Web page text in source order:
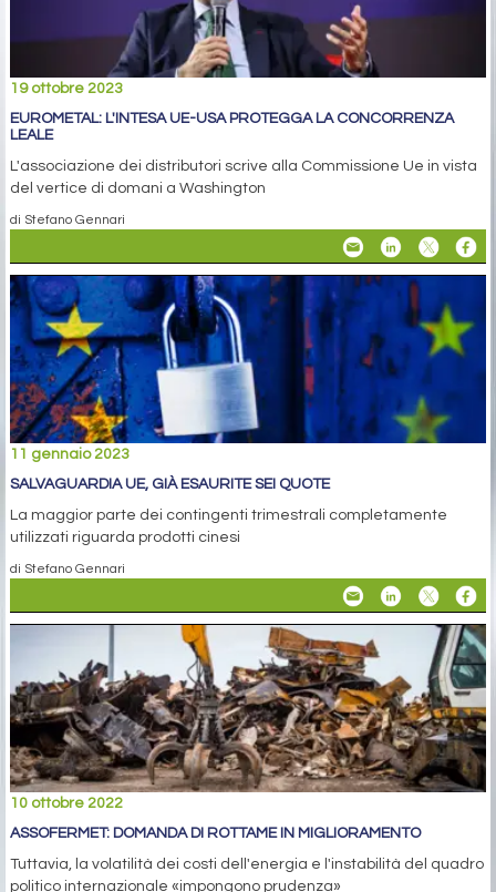
19 ottobre 2023
EUROMETAL: L'INTESA UE-USA PROTEGGA LA CONCORRENZA
LEALE
L'associazione dei distributori scrive alla Commissione Ue in vista
del vertice di domani a Washington
di Stefano Gennari
11 gennaio 2023
SALVAGUARDIA UE, GIÀ ESAURITE SEI QUOTE
La maggior parte dei contingenti trimestrali completamente
utilizzati riguarda prodotti cinesi
di Stefano Gennari
10 ottobre 2022
ASSOFERMET: DOMANDA DI ROTTAME IN MIGLIORAMENTO
Tuttavia, la volatilità dei costi dell'energia e l'instabilità del quadro
politico internazionale «impongono prudenza»